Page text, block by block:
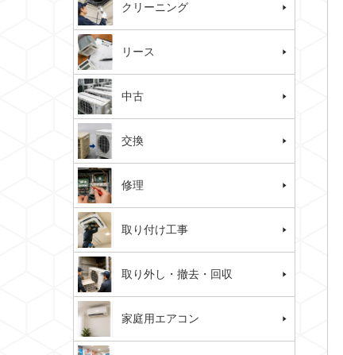
クリーニング
リース
中古
交換
修理
取り付け工事
取り外し・撤去・回収
家庭用エアコン